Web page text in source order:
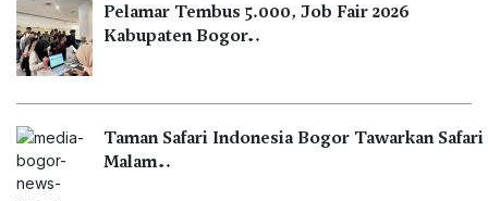
Pelamar Tembus 5.000, Job Fair 2026
Kabupaten Bogor…
Taman Safari Indonesia Bogor Tawarkan Safari
Malam…